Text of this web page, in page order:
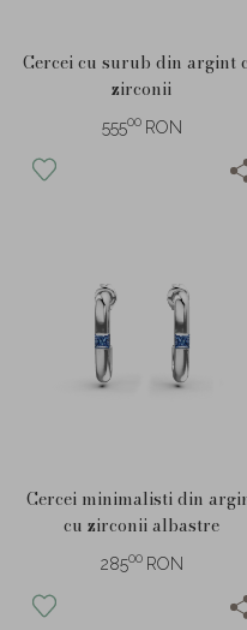
Cercei cu surub din argint
zirconii
55500 RON
Cercei minimalisti din
cu zirconii albastre
28500 RON